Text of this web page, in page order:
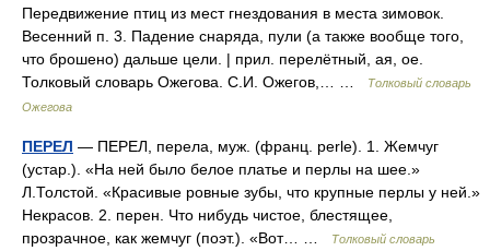
Передвижение птиц из мест гнездования в места зимовок.
Весенний п. 3. Падение снаряда, пули (а также вообще того,
что брошено) дальше цели. | прил. перелётный, ая, ое.
Толковый словарь Ожегова. С.И. Ожегов,… …
Толковый словарь
Ожегова
ПЕРЕЛ — ПЕРЕЛ, перела, муж. (франц. perle). 1. Жемчуг
(устар.). «На ней было белое платье и перлы на шее.»
Л.Толстой. «Красивые ровные зубы, что крупные перлы у ней.»
Некрасов. 2. перен. Что нибудь чистое, блестящее,
прозрачное, как жемчуг (поэт.). «Вот… …
Толковый словарь